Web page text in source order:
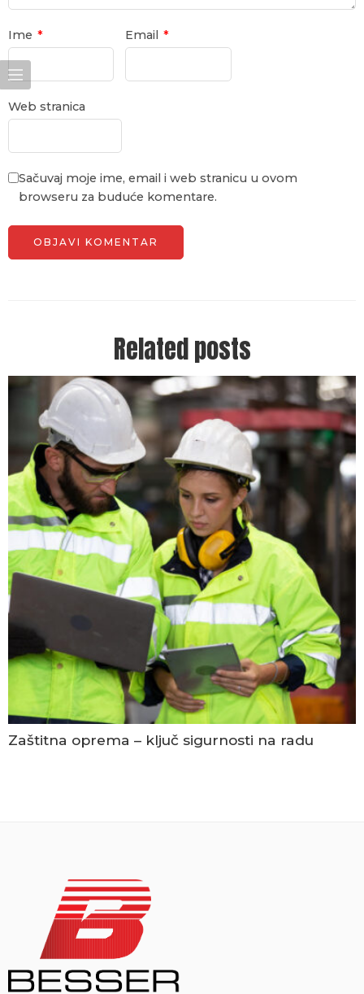
Ime * Email *
Web stranica
Sačuvaj moje ime, email i web stranicu u ovom
browseru za buduće komentare.
Related posts
Zaštitna oprema – ključ sigurnosti na radu